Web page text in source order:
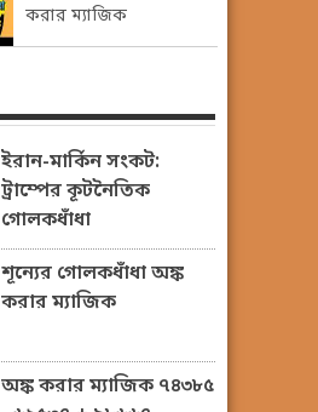
করার ম্যাজিক
ইরান-মার্কিন সংকট:
ট্রাম্পের কূটনৈতিক
গোলকধাঁধা
শূন্যের গোলকধাঁধা অঙ্ক
করার ম্যাজিক
অঙ্ক করার ম্যাজিক ৭৪৩৮৫